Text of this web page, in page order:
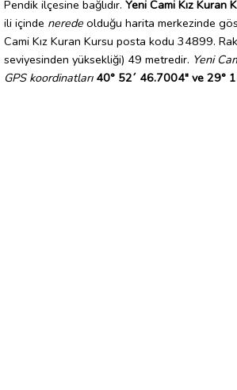
Pendik ilçesine bağlıdır. Yeni Cami Kız Kuran
ili içinde nerede olduğu harita merkezinde
Cami Kız Kuran Kursu posta kodu 34899.
seviyesinden yüksekliği) 49 metredir. Yeni
GPS koordinatları 40° 52´ 46.7004" ve 29°